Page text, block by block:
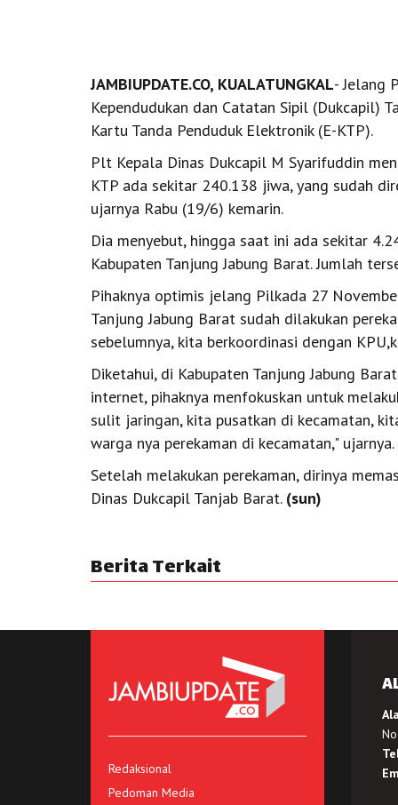
JAMBIUPDATE.CO, KUALATUNGKAL- Jelang
Kependudukan dan Catatan Sipil (Dukcapil)
Kartu Tanda Penduduk Elektronik (E-KTP).
Plt Kepala Dinas Dukcapil M Syarifuddin
KTP ada sekitar 240.138 jiwa, yang sudah
ujarnya Rabu (19/6) kemarin.
Dia menyebut, hingga saat ini ada sekitar
Kabupaten Tanjung Jabung Barat. Jumlah
Pihaknya optimis jelang Pilkada 27
Tanjung Jabung Barat sudah dilakukan
sebelumnya, kita berkoordinasi dengan
Diketahui, di Kabupaten Tanjung Jabung
internet, pihaknya menfokuskan untuk
sulit jaringan, kita pusatkan di kecamatan,
warga nya perekaman di kecamatan," ujarnya.
Setelah melakukan perekaman, dirinya
Dinas Dukcapil Tanjab Barat. (sun)
Berita Terkait
Redaksional
Pedoman Media